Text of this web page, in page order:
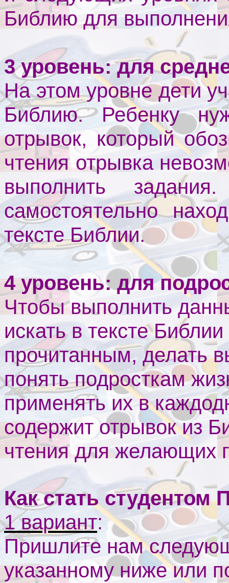
Библию для
3 уровень: для
На этом уровне дети
Библию. Ребенку
отрывок, который
чтения отрывка
выполнить
самостоятельно
тексте Библии.
4 уровень: для
Чтобы выполнить
искать в тексте
прочитанным, делать
понять подросткам
применять их в
содержит отрывок из
чтения для желающих
Как стать
1 вариант:
Пришлите нам
указанному ниже или